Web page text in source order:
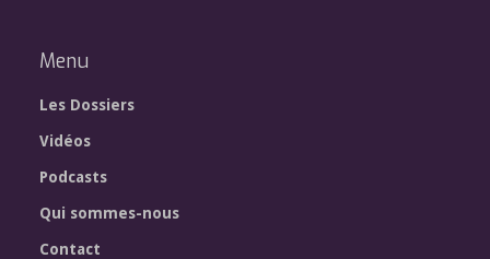
Menu
Les Dossiers
Vidéos
Podcasts
Qui sommes-nous
Contact